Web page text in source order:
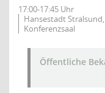
17:00-17:45 Uhr
Hansestadt
Konferenzsaal
Öffentliche